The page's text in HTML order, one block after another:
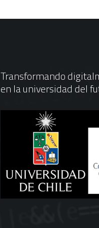
Transformando
en la universidad del